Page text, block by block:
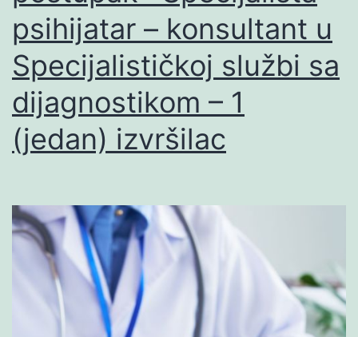
psihijatar – konsultant u
Specijalističkoj službi sa
dijagnostikom – 1
(jedan) izvršilac